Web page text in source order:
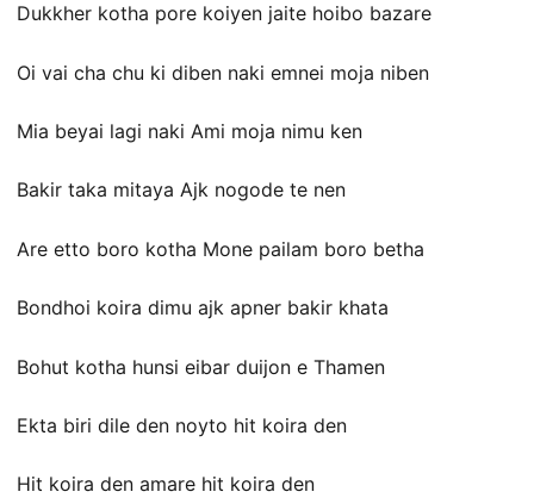
Dukkher kotha pore koiyen jaite hoibo bazare
Oi vai cha chu ki diben naki emnei moja niben
Mia beyai lagi naki Ami moja nimu ken
Bakir taka mitaya Ajk nogode te nen
Are etto boro kotha Mone pailam boro betha
Bondhoi koira dimu ajk apner bakir khata
Bohut kotha hunsi eibar duijon e Thamen
Ekta biri dile den noyto hit koira den
Hit koira den amare hit koira den